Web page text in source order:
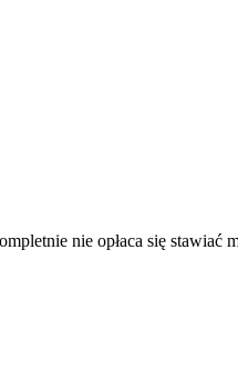
nie opłaca się stawiać